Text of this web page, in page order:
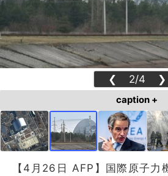
❮ 2/4 ❯
caption +
【4月26日 AFP】国際原子力